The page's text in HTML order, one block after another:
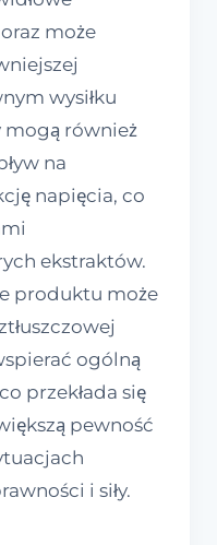
może
wysiłku
mogą również
na
napięcia, co
ekstraktów.
produktu może
ogólną
przekłada się
pewność
i siły.